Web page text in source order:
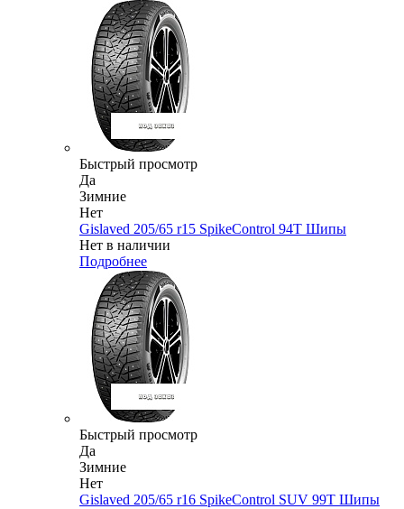
Быстрый просмотр
Да
Зимние
Нет
Gislaved 205/65 r15 SpikeControl 94T Шипы
Нет в наличии
Подробнее
Быстрый просмотр
Да
Зимние
Нет
Gislaved 205/65 r16 SpikeControl SUV 99T Шипы